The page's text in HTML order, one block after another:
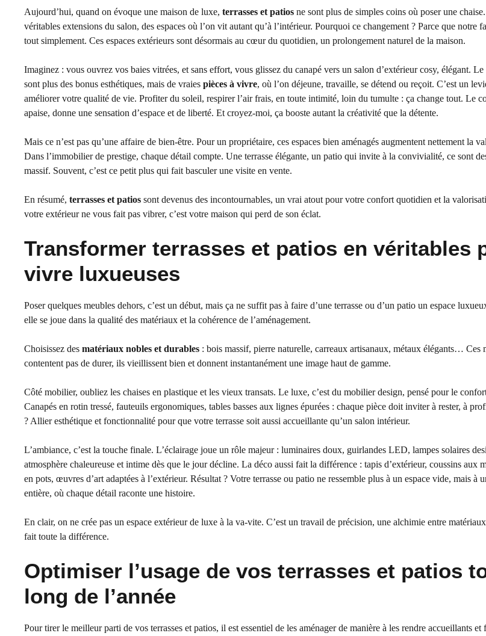
Aujourd’hui, quand on évoque une maison de luxe, terrasses et patios ne sont plus de simples coins où poser une
véritables extensions du salon, des espaces où l’on vit autant qu’à l’intérieur. Pourquoi ce changement ? Parce que notre
tout simplement. Ces espaces extérieurs sont désormais au cœur du quotidien, un prolongement naturel de la maison.
Imaginez : vous ouvrez vos baies vitrées, et sans effort, vous glissez du canapé vers un salon d’extérieur cosy, élégant.
sont plus des bonus esthétiques, mais de vraies pièces à vivre, où l’on déjeune, travaille, se détend ou reçoit. C’est un
améliorer votre qualité de vie. Profiter du soleil, respirer l’air frais, en toute intimité, loin du tumulte : ça change tout. Le
apaise, donne une sensation d’espace et de liberté. Et croyez-moi, ça booste autant la créativité que la détente.
Mais ce n’est pas qu’une affaire de bien-être. Pour un propriétaire, ces espaces bien aménagés augmentent nettement la
Dans l’immobilier de prestige, chaque détail compte. Une terrasse élégante, un patio qui invite à la convivialité, ce sont
massif. Souvent, c’est ce petit plus qui fait basculer une visite en vente.
En résumé, terrasses et patios sont devenus des incontournables, un vrai atout pour votre confort quotidien et la
votre extérieur ne vous fait pas vibrer, c’est votre maison qui perd de son éclat.
Transformer terrasses et patios en véritables
vivre luxueuses
Poser quelques meubles dehors, c’est un début, mais ça ne suffit pas à faire d’une terrasse ou d’un patio un espace
elle se joue dans la qualité des matériaux et la cohérence de l’aménagement.
Choisissez des matériaux nobles et durables : bois massif, pierre naturelle, carreaux artisanaux, métaux élégants… Ces
contentent pas de durer, ils vieillissent bien et donnent instantanément une image haut de gamme.
Côté mobilier, oubliez les chaises en plastique et les vieux transats. Le luxe, c’est du mobilier design, pensé pour le
Canapés en rotin tressé, fauteuils ergonomiques, tables basses aux lignes épurées : chaque pièce doit inviter à rester, à
? Allier esthétique et fonctionnalité pour que votre terrasse soit aussi accueillante qu’un salon intérieur.
L’ambiance, c’est la touche finale. L’éclairage joue un rôle majeur : luminaires doux, guirlandes LED, lampes solaires
atmosphère chaleureuse et intime dès que le jour décline. La déco aussi fait la différence : tapis d’extérieur, coussins aux
en pots, œuvres d’art adaptées à l’extérieur. Résultat ? Votre terrasse ou patio ne ressemble plus à un espace vide, mais à
entière, où chaque détail raconte une histoire.
En clair, on ne crée pas un espace extérieur de luxe à la va-vite. C’est un travail de précision, une alchimie entre
fait toute la différence.
Optimiser l’usage de vos terrasses et patios
long de l’année
Pour tirer le meilleur parti de vos terrasses et patios, il est essentiel de les aménager de manière à les rendre accueillants